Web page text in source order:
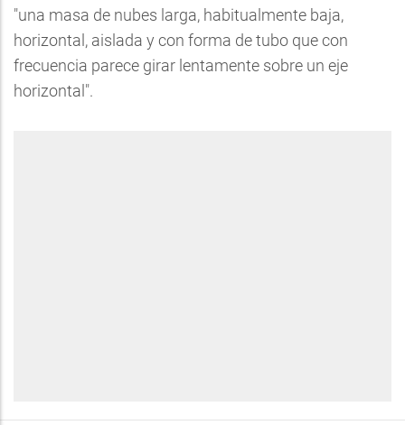
"una masa de nubes larga, habitualmente baja,
horizontal, aislada y con forma de tubo que con
frecuencia parece girar lentamente sobre un eje
horizontal".